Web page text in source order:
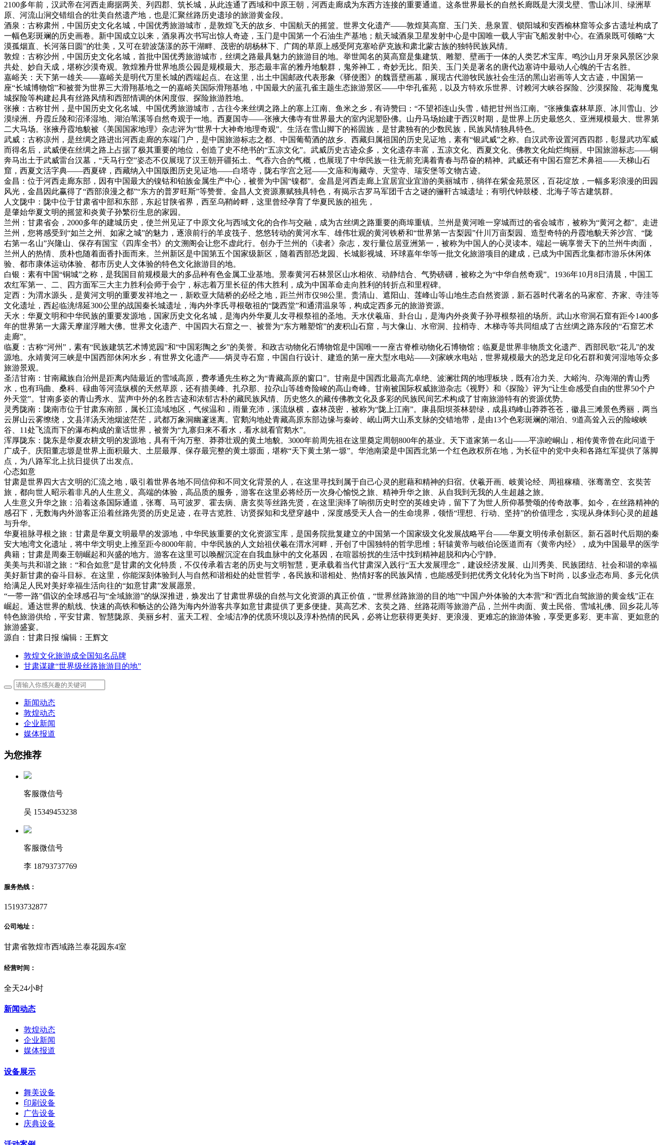
2100多年前，汉武帝在河西走廊据两关、列四郡、筑长城，从此连通了西域和中原王朝，河西走廊成为东西方连接的重要通道。这条世界最长的自然长廊既是大漠戈壁、雪山冰川、绿洲草
原、河流山涧交错组合的壮美自然遗产地，也是汇聚丝路历史遗珍的旅游黄金段。
酒泉：古称肃州，中国历史文化名城，中国优秀旅游城市，是敦煌飞天的故乡、中国航天的摇篮。世界文化遗产——敦煌莫高窟、玉门关、悬泉置、锁阳城和安西榆林窟等众多古遗址构成了
一幅色彩斑斓的历史画卷。新中国成立以来，酒泉再次书写出惊人奇迹，玉门是中国第一个石油生产基地；航天城酒泉卫星发射中心是中国唯一载人宇宙飞船发射中心。在酒泉既可领略“大
漠孤烟直、长河落日圆”的壮美，又可在碧波荡漾的苏干湖畔、茂密的胡杨林下、广阔的草原上感受阿克塞哈萨克族和肃北蒙古族的独特民族风情。
敦煌：古称沙州，中国历史文化名城，首批中国优秀旅游城市，丝绸之路最具魅力的旅游目的地。举世闻名的莫高窟是集建筑、雕塑、壁画于一体的人类艺术宝库。鸣沙山月牙泉风景区沙泉
共处、妙自天成，堪称沙漠奇观。敦煌雅丹世界地质公园是规模最大、形态最丰富的雅丹地貌群，鬼斧神工，奇妙无比。阳关、玉门关是著名的唐代边塞诗中最动人心魄的千古名胜。
嘉峪关：天下第一雄关——嘉峪关是明代万里长城的西端起点。在这里，出土中国邮政代表形象《驿使图》的魏晋壁画墓，展现古代游牧民族社会生活的黑山岩画等人文古迹，中国第一
座“长城博物馆”和被誉为世界三大滑翔基地之一的嘉峪关国际滑翔基地，中国最大的蓝孔雀主题生态旅游景区——中华孔雀苑，以及方特欢乐世界、讨赖河大峡谷探险、沙漠探险、花海魔鬼
城探险等构建起具有丝路风情和西部情调的休闲度假、探险旅游胜地。
张掖：古称甘州，是中国历史文化名城、中国优秀旅游城市，古往今来丝绸之路上的塞上江南、鱼米之乡，有诗赞曰：“不望祁连山头雪，错把甘州当江南。”张掖集森林草原、冰川雪山、沙
漠绿洲、丹霞丘陵和沼泽湿地、湖泊苇溪等自然奇观于一地。西夏国寺——张掖大佛寺有世界最大的室内泥塑卧佛。山丹马场始建于西汉时期，是世界上历史最悠久、亚洲规模最大、世界第
二大马场。张掖丹霞地貌被《美国国家地理》杂志评为“世界十大神奇地理奇观”。生活在雪山脚下的裕固族，是甘肃独有的少数民族，民族风情独具特色。
武威：古称凉州，是丝绸之路进出河西走廊的东端门户，是中国旅游标志之都、中国葡萄酒的故乡、西藏归属祖国的历史见证地，素有“银武威”之称。自汉武帝设置河西四郡，彰显武功军威
而得名后，武威便在丝绸之路上占据了极其重要的地位，创造了史不绝书的“五凉文化”。武威历史古迹众多，文化遗存丰富，五凉文化、西夏文化、佛教文化灿烂绚丽。中国旅游标志——铜
奔马出土于武威雷台汉墓，“天马行空”姿态不仅展现了汉王朝开疆拓土、气吞六合的气概，也展现了中华民族一往无前充满着青春与昂奋的精神。武威还有中国石窟艺术鼻祖——天梯山石
窟，西夏文活字典——西夏碑，西藏纳入中国版图历史见证地——白塔寺，陇右学宫之冠——文庙和海藏寺、天堂寺、瑞安堡等文物古迹。
金昌：位于河西走廊东部，因有中国最大的镍钴和铂族金属生产中心，被誉为中国“镍都”。金昌是河西走廊上宜居宜业宜游的美丽城市，徜徉在紫金苑景区，百花绽放，一幅多彩浪漫的田园
风光，金昌因此赢得了“西部浪漫之都”“东方的普罗旺斯”等赞誉。金昌人文资源禀赋独具特色，有揭示古罗马军团千古之谜的骊靬古城遗址；有明代钟鼓楼、北海子等古建筑群。
人文陇中：陇中位于甘肃省中部和东部，东起甘陕省界，西至乌鞘岭畔，这里曾经孕育了华夏民族的祖先，
是肇始华夏文明的摇篮和炎黄子孙繁衍生息的家园。
兰州：甘肃省会，2000多年的建城历史，使兰州见证了中原文化与西域文化的合作与交融，成为古丝绸之路重要的商埠重镇。兰州是黄河唯一穿城而过的省会城市，被称为“黄河之都”。走进
兰州，您将感受到“如兰之州、如家之城”的魅力，逐浪前行的羊皮筏子、悠悠转动的黄河水车、雄伟壮观的黄河铁桥和“世界第一古梨园”什川万亩梨园、造型奇特的丹霞地貌天斧沙宫、“陇
右第一名山”兴隆山、保存有国宝《四库全书》的文溯阁会让您不虚此行。创办于兰州的《读者》杂志，发行量位居亚洲第一，被称为中国人的心灵读本。端起一碗享誉天下的兰州牛肉面，
兰州人的热情、质朴也随着面香扑面而来。兰州新区是中国第五个国家级新区，随着西部恐龙园、长城影视城、环球嘉年华等一批文化旅游项目的建成，已成为中国西北集都市游乐休闲体
验、都市康体运动体验、都市历史人文体验的特色文化旅游目的地。
白银：素有中国“铜城”之称，是我国目前规模最大的多品种有色金属工业基地。景泰黄河石林景区山水相依、动静结合、气势磅礴，被称之为“中华自然奇观”。1936年10月8日清晨，中国工
农红军第一、二、四方面军三大主力胜利会师于会宁，标志着万里长征的伟大胜利，成为中国革命走向胜利的转折点和里程碑。
定西：为渭水源头，是黄河文明的重要发祥地之一，新欧亚大陆桥的必经之地，距兰州市仅98公里。贵清山、遮阳山、莲峰山等山地生态自然资源，新石器时代著名的马家窑、齐家、寺洼等
文化遗址，西起临洮绵延300公里的战国秦长城遗址，海内外李氏寻根敬祖的“陇西堂”和通渭温泉等，构成定西多元的旅游资源。
天水：华夏文明和中华民族的重要发源地，国家历史文化名城，是海内外华夏儿女寻根祭祖的圣地。天水伏羲庙、卦台山，是海内外炎黄子孙寻根祭祖的场所。武山水帘洞石窟有距今1400多
年的世界第一大露天摩崖浮雕大佛。世界文化遗产、中国四大石窟之一、被誉为“东方雕塑馆”的麦积山石窟，与大像山、水帘洞、拉梢寺、木梯寺等共同组成了古丝绸之路东段的“石窟艺术
走廊”。
临夏：古称“河州”，素有“民族建筑艺术博览园”和“中国彩陶之乡”的美誉。和政古动物化石博物馆是中国唯一一座古脊椎动物化石博物馆；临夏是世界非物质文化遗产、西部民歌“花儿”的发
源地。永靖黄河三峡是中国西部休闲水乡，有世界文化遗产——炳灵寺石窟，中国自行设计、建造的第一座大型水电站——刘家峡水电站，世界规模最大的恐龙足印化石群和黄河湿地等众多
旅游景观。
圣洁甘南：甘南藏族自治州是距离内陆最近的雪域高原，费孝通先生称之为“青藏高原的窗口”。甘南是中国西北最高亢卓绝、波澜壮阔的地理板块，既有冶力关、大峪沟、尕海湖的青山秀
水，也有玛曲、桑科、碌曲等河流纵横的天然草原，还有措美峰、扎尕那、拉尕山等雄奇险峻的高山奇峰。甘南被国际权威旅游杂志《视野》和《探险》评为“让生命感受自由的世界50个户
外天堂”。甘南多姿的青山秀水、蜚声中外的名胜古迹和浓郁古朴的藏民族风情、历史悠久的藏传佛教文化及多彩的民族民间艺术构成了甘南旅游特有的资源优势。
灵秀陇南：陇南市位于甘肃东南部，属长江流域地区，气候温和，雨量充沛，溪流纵横，森林茂密，被称为“陇上江南”。康县阳坝茶林碧绿，成县鸡峰山莽莽苍苍，徽县三滩景色秀丽，两当
云屏山云雾缭绕，文县洋汤天池烟波茫茫，武都万象洞幽邃迷离。官鹅沟地处青藏高原东部边缘与秦岭、岷山两大山系支脉的交错地带，是由13个色彩斑斓的湖泊、9道高耸入云的险峻峡
谷、11处飞流而下的瀑布构成的童话世界，被誉为“九寨归来不看水，看水就看官鹅水”。
浑厚陇东：陇东是华夏农耕文明的发源地，具有千沟万壑、莽莽壮观的黄土地貌。3000年前周先祖在这里奠定周朝800年的基业。天下道家第一名山——平凉崆峒山，相传黄帝曾在此问道于
广成子。庆阳董志塬是世界上面积最大、土层最厚、保存最完整的黄土塬面，堪称“天下黄土第一塬”。华池南梁是中国西北第一个红色政权所在地，为长征中的党中央和各路红军提供了落脚
点，为八路军北上抗日提供了出发点。
心态如意
甘肃是世界四大古文明的汇流之地，吸引着世界各地不同信仰和不同文化背景的人，在这里寻找到属于自己心灵的慰藉和精神的归宿。伏羲开画、岐黄论经、周祖稼穑、张骞凿空、玄奘苦
旅，都向世人昭示着非凡的人生意义。高端的体验，高品质的服务，游客在这里必将经历一次身心愉悦之旅、精神升华之旅、从自我到无我的人生超越之旅。
人生意义升华之旅：沿着这条国际通道，张骞、马可波罗、霍去病、唐玄奘等丝路先贤，在这里演绎了响彻历史时空的英雄史诗，留下了为世人所仰慕赞颂的传奇故事。如今，在丝路精神的
感召下，无数海内外游客正沿着丝路先贤的历史足迹，在寻古览胜、访贤探知和戈壁穿越中，深度感受天人合一的生命境界，领悟“理想、行动、坚持”的价值理念，实现从身体到心灵的超越
与升华。
华夏祖脉寻根之旅：甘肃是华夏文明最早的发源地，中华民族重要的文化资源宝库，是国务院批复建立的中国第一个国家级文化发展战略平台——华夏文明传承创新区。新石器时代后期的秦
安大地湾文化遗址，将中华文明史上推至距今8000年前。中华民族的人文始祖伏羲在渭水河畔，开创了中国独特的哲学思维；轩辕黄帝与岐伯论医道而有《黄帝内经》，成为中国最早的医学
典籍；甘肃是周秦王朝崛起和兴盛的地方。游客在这里可以唤醒沉淀在自我血脉中的文化基因，在喧嚣纷扰的生活中找到精神超脱和内心宁静。
美美与共和谐之旅：“和合如意”是甘肃的文化特质，不仅传承着古老的历史与文明智慧，更承载着当代甘肃深入践行“五大发展理念”，建设经济发展、山川秀美、民族团结、社会和谐的幸福
美好新甘肃的奋斗目标。在这里，你能深刻体验到人与自然和谐相处的处世哲学，各民族和谐相处、热情好客的民族风情，也能感受到把优秀文化转化为当下时尚，以多业态布局、多元化供
给满足人民对美好幸福生活向往的“如意甘肃”发展愿景。
“一带一路”倡议的全球感召与“全域旅游”的纵深推进，焕发出了甘肃世界级的自然与文化资源的真正价值，“世界丝路旅游的目的地”“中国户外体验的大本营”和“西北自驾旅游的黄金线”正在
崛起。通达世界的航线、快速的高铁和畅达的公路为海内外游客共享如意甘肃提供了更多便捷。莫高艺术、玄奘之路、丝路花雨等旅游产品，兰州牛肉面、黄土民俗、雪域礼佛、回乡花儿等
特色旅游供给，平安甘肃、智慧陇原、美丽乡村、蓝天工程、全域洁净的优质环境以及淳朴热情的民风，必将让您获得更美好、更浪漫、更难忘的旅游体验，享受更多彩、更丰富、更如意的
旅游盛宴。
源自：甘肃日报 编辑：王辉文
敦煌文化旅游成全国知名品牌
甘肃谋建“世界级丝路旅游目的地”
新闻动态
敦煌动态
企业新闻
媒体报道
为您推荐
客服微信号
吴 15349453238
客服微信号
李 18793737769
服务热线：
15193732877
公司地址：
甘肃省敦煌市西域路兰泰花园东4室
经营时间：
全天24小时
新闻动态
敦煌动态
企业新闻
媒体报道
设备展示
舞美设备
印刷设备
广告设备
庆典设备